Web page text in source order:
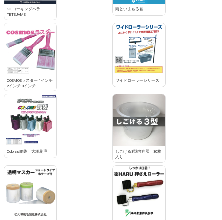
KO コーキングヘラ
TETSUAME
雨といまもる君
COSMOSラスター 1インチ
2インチ 3インチ
ワイドローラーシリーズ
Coloras腰袋 大塚刷毛
しごける3型内容器 30枚
入り